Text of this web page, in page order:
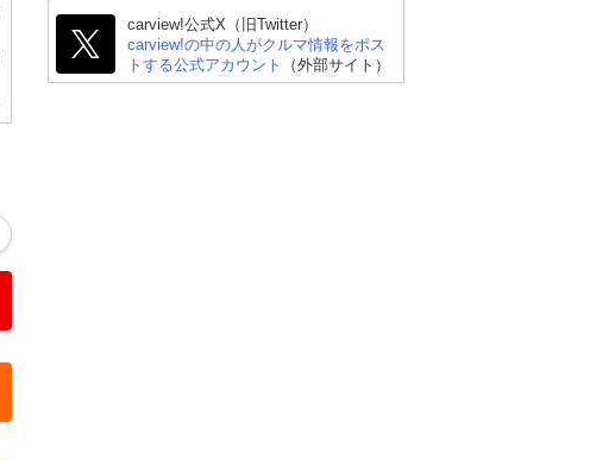
carview!公式X（旧Twitter）
carview!の中の人がクルマ情報をポス
トする公式アカウント
（外部サイト）